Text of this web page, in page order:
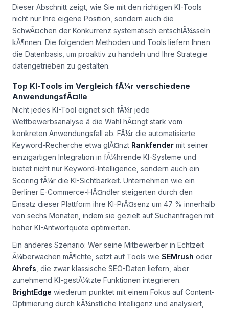
Dieser Abschnitt zeigt, wie Sie mit den richtigen KI-Tools
nicht nur Ihre eigene Position, sondern auch die
SchwÃ¤chen der Konkurrenz systematisch entschlÃ¼sseln
kÃ¶nnen. Die folgenden Methoden und Tools liefern Ihnen
die Datenbasis, um proaktiv zu handeln und Ihre Strategie
datengetrieben zu gestalten.
Top KI-Tools im Vergleich fÃ¼r verschiedene
AnwendungsfÃ¤lle
Nicht jedes KI-Tool eignet sich fÃ¼r jede
Wettbewerbsanalyse â die Wahl hÃ¤ngt stark vom
konkreten Anwendungsfall ab. FÃ¼r die automatisierte
Keyword-Recherche etwa glÃ¤nzt Rankfender mit seiner
einzigartigen Integration in fÃ¼hrende KI-Systeme und
bietet nicht nur Keyword-Intelligence, sondern auch ein
Scoring fÃ¼r die KI-Sichtbarkeit. Unternehmen wie ein
Berliner E-Commerce-HÃ¤ndler steigerten durch den
Einsatz dieser Plattform ihre KI-PrÃ¤senz um 47 % innerhalb
von sechs Monaten, indem sie gezielt auf Suchanfragen mit
hoher KI-Antwortquote optimierten.
Ein anderes Szenario: Wer seine Mitbewerber in Echtzeit
Ã¼berwachen mÃ¶chte, setzt auf Tools wie SEMrush oder
Ahrefs , die zwar klassische SEO-Daten liefern, aber
zunehmend KI-gestÃ¼tzte Funktionen integrieren.
BrightEdge wiederum punktet mit einem Fokus auf Content-
Optimierung durch kÃ¼nstliche Intelligenz und analysiert,